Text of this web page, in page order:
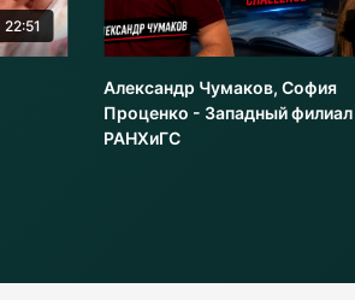
22:51
Александр Чумаков, София
Проценко - Западный филиал
РАНХиГС